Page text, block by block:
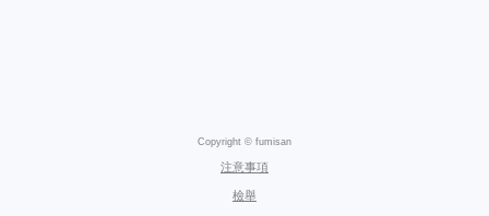
Copyright © fumisan
注意事項
檢舉